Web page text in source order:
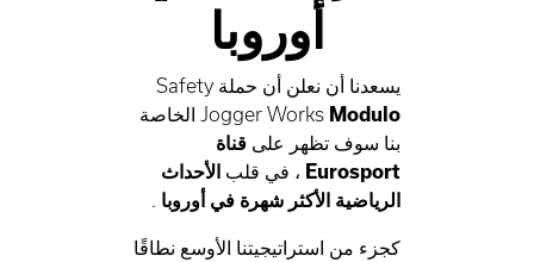
أوروبا
يسعدنا أن نعلن أن حملة Safety
Jogger Works Modulo
الخاصة
بنا سوف تظهر على قناة
Eurosport ، في قلب الأحداث
الرياضية الأكثر شهرة في أوروبا .
كجزء من استراتيجيتنا الأوسع نطاقًا